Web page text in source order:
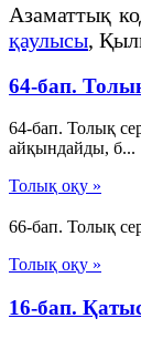
Азаматтық
қаулысы,
64-бап.
64-бап. Толық
айқындайды, б...
Толық оқу »
66-бап. Толық
Толық оқу »
16-бап.